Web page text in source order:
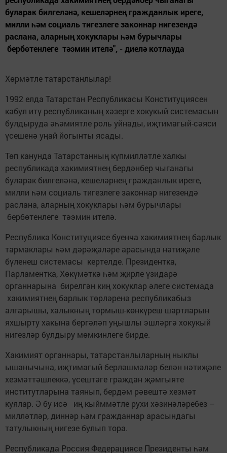
буларак билгеләнә, кешеләрнең гражданлык иреге,
милли һәм социаль тигезлеге законнар нигезендә
раслана, аларның хокуклары һәм бурычлары
бербөтенлеге тәэмин ителә", - диелә котлауда
Хөрмәтле татарстанлылар!
1992 елда Татарстан Республикасы Конституциясен
кабул итү республиканың хәзерге хокукый системасын
булдыруда әһәмиятле роль уйнады, иҗтимагый-сәяси
үсешенә уңай йогынты ясады.
Төп канунда Татарстанның күпмилләтле халкы
республикада хакимиятнең бердәнбер чыганагы
буларак билгеләнә, кешеләрнең гражданлык иреге,
милли һәм социаль тигезлеге законнар нигезендә
раслана, аларның хокуклары һәм бурычлары
бербөтенлеге тәэмин ителә.
Республика Конституциясе буенча хакимиятнең барлык
тармаклары һәм дәрәҗәләре арасында нәтиҗәле
бүленеш системасы кертелде. Президентка,
Парламентка, Хөкүмәткә һәм җирле үзидарә
органнарына бирелгән киң хокуклар әлеге системада
хакимиятнең барлык төрләренә республикабыз
алгарышы, халыкның тормыш-көнкүреш шартларын
яхшырту хакына бергәләп уңышлы эшләргә хокукый
нигезләр булдыру мөмкинлеге бирде.
Хакимият органнары, татарстанлыларның ныклы
ышанычына, иҗтимагый берләшмәләр белән нәтиҗәле
хезмәттәшлеккә, үсештәге граждан җәмгыяте
институтларына таянып, бердәм рәвештә хезмәт
куялар. Ә бу исә иң кыйммәтле рухи хәзинәләребез –
милләтләр, диннәр һәм гражданнар арасындагы
татулыкның нигезе булып тора.
Республикада Россия Федерациясе Президенты һәм